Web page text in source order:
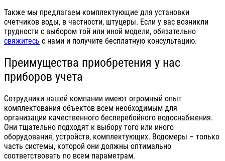
Также мы предлагаем комплектующие для установки
счетчиков воды, в частности, штуцеры. Если у вас возникли
трудности с выбором той или иной модели, обязательно
свяжитесь с нами и получите бесплатную консультацию.
Преимущества приобретения у нас
приборов учета
Сотрудники нашей компании имеют огромный опыт
комплектования объектов всем необходимым для
организации качественного бесперебойного водоснабжения.
Они тщательно подходят к выбору того или иного
оборудования, устройств, комплектующих. Водомеры – только
часть системы, которой они должны оптимально
соответствовать по всем параметрам.